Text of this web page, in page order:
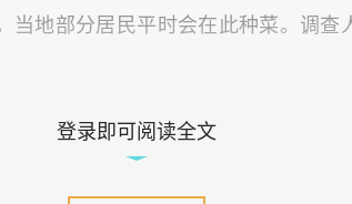
当地部分居民平时会在此种菜。调查
登录即可阅读全文